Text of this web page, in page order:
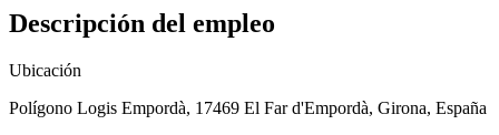
Descripción del empleo
Ubicación
Polígono Logis Empordà, 17469 El Far d'Empordà, Girona, España